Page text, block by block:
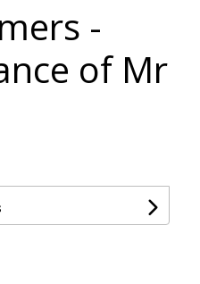
-
of Mr